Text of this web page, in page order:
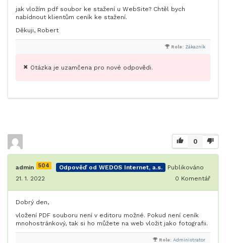
jak vložím pdf soubor ke stažení u WebSite? Chtěl bych
nabídnout klientům ceník ke stažení.
Děkuji, Robert
Role: Zákazník
Otázka je uzamčena pro nové odpovědi.
0
admin 504 Odpověď od WEDOS Internet, a.s.
Publikováno
21. 1. 2022
0 Komentář
Dobrý den,
vložení PDF souboru není v editoru možné. Pokud není ceník
mnohostránkový, tak si ho můžete na web vložit jako fotografii.
Role: Administrator